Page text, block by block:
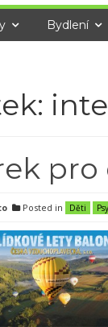
Bydlení
pro
Posted in Děti